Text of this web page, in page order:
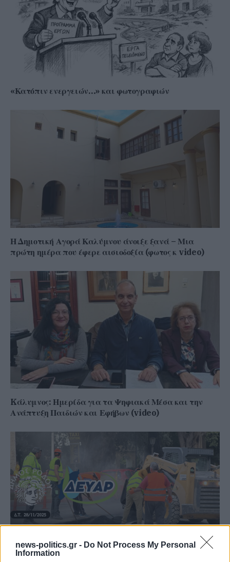
news-politics.gr - Do Not Process My Personal
Information
«Κατόπιν ενεργειών…» και φωτογραφιών
Η Δημοτική Αγορά Καλύμνου άνοιξε ξανά – Μια
πρώτη ημέρα που έφερε αισιοδοξία (φωτος κ video)
Kάλυμνος: Ημερίδα για τα Ψηφιακά Μέσα και την
Ανάπτυξη Παιδιών και Εφήβων (video)